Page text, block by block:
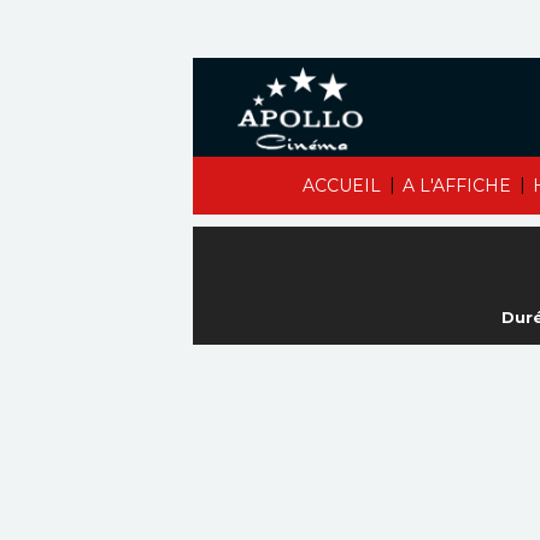
ACCUEIL | A L'AFFICHE |